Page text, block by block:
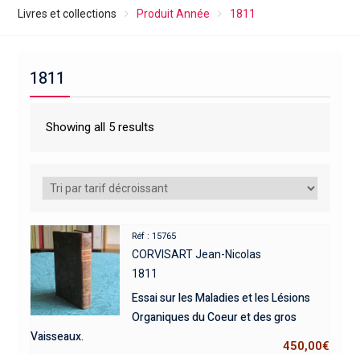
Livres et collections Produit Année 1811
1811
Showing all 5 results
Réf : 15765
CORVISART Jean-Nicolas
1811
Essai sur les Maladies et les Lésions
Organiques du Coeur et des gros
Vaisseaux.
450,00€